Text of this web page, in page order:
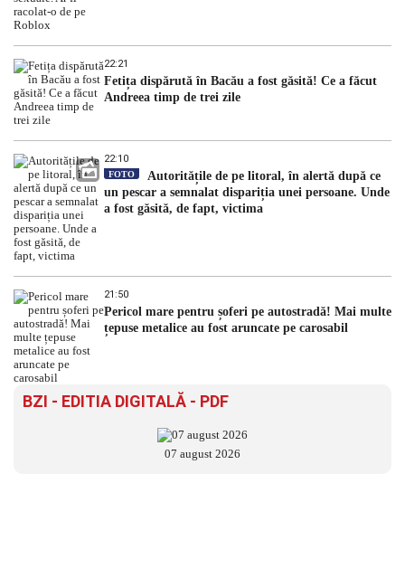
22:21
Fetița dispărută în Bacău a fost găsită! Ce a făcut
Andreea timp de trei zile
22:10
FOTO
Autoritățile de pe litoral, în alertă după ce
un pescar a semnalat dispariția unei persoane. Unde
a fost găsită, de fapt, victima
21:50
Pericol mare pentru șoferi pe autostradă! Mai multe
țepuse metalice au fost aruncate pe carosabil
BZI - EDITIA DIGITALĂ - PDF
07 august 2026